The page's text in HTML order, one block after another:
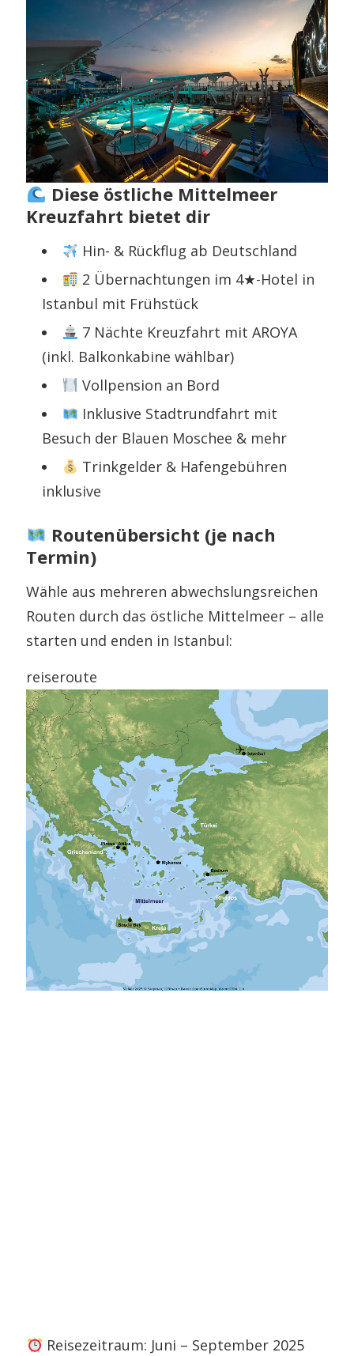
Diese östliche Mittelmeer
Kreuzfahrt bietet dir
Hin- & Rückflug ab Deutschland
2 Übernachtungen im 4★-Hotel in
Istanbul mit Frühstück
7 Nächte Kreuzfahrt mit AROYA
(inkl. Balkonkabine wählbar)
Vollpension an Bord
Inklusive Stadtrundfahrt mit
Besuch der Blauen Moschee & mehr
Trinkgelder & Hafengebühren
inklusive
Routenübersicht (je nach
Termin)
Wähle aus mehreren abwechslungsreichen
Routen durch das östliche Mittelmeer – alle
starten und enden in Istanbul:
reiseroute
Reisezeitraum: Juni – September 2025